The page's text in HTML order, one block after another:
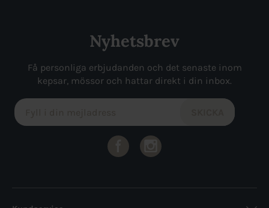
Nyhetsbrev
Få personliga erbjudanden och det senaste inom
kepsar, mössor och hattar direkt i din inbox.